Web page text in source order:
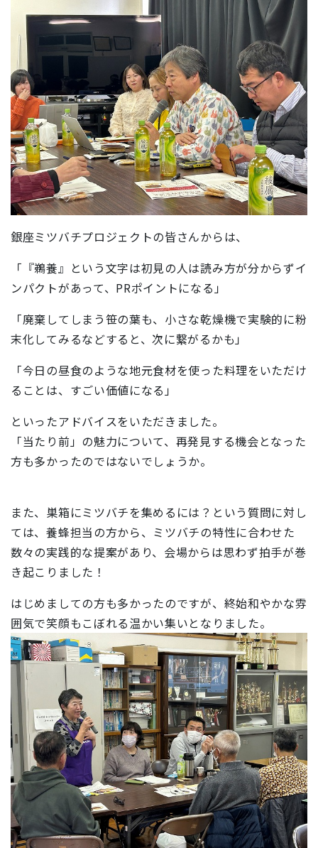
銀座ミツバチプロジェクトの皆さんからは、
「『鵜養』という文字は初見の人は読み方が分からずイ
ンパクトがあって、PRポイントになる」
「廃棄してしまう笹の葉も、小さな乾燥機で実験的に粉
末化してみるなどすると、次に繋がるかも」
「今日の昼食のような地元食材を使った料理をいただけ
ることは、すごい価値になる」
といったアドバイスをいただきました。
「当たり前」の魅力について、再発見する機会となった
方も多かったのではないでしょうか。
また、巣箱にミツバチを集めるには？という質問に対し
ては、養蜂担当の方から、ミツバチの特性に合わせた
数々の実践的な提案があり、会場からは思わず拍手が巻
き起こりました！
はじめましての方も多かったのですが、 終始和やかな雰
囲気で笑顔もこぼれる温かい集いとなりました。